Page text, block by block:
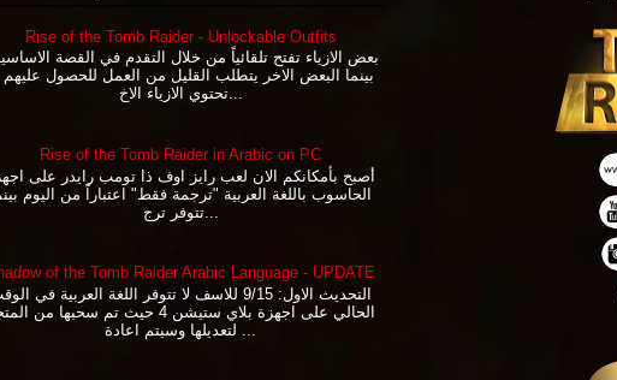
Rise of the Tomb Raider - Unlockable Outfits
بعض الازياء تفتح تلقائياً من خلال التقدم في القصة
بينما البعض الاخر يتطلب القليل من العمل للحصول عليهم
تحتوي الازياء الاخ...
Rise of the Tomb Raider in Arabic on PC
أصبح بأمكانكم الان لعب رايز اوف ذا تومب رايدر على
الحاسوب باللغة العربية "ترجمة فقط" اعتباراً من اليوم
تتوفر ترج...
of the Tomb Raider Arabic Language - UPDATE
التحديث الاول: 9/15 للاسف لا تتوفر اللغة العربية في
الحالي على اجهزة بلاي ستيشن 4 حيث تم سحبها من